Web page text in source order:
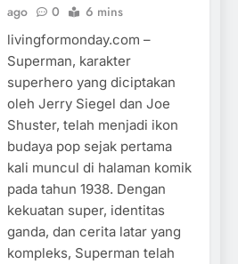
ago
0 6 mins
livingformonday.com –
Superman, karakter
superhero yang diciptakan
oleh Jerry Siegel dan Joe
Shuster, telah menjadi ikon
budaya pop sejak pertama
kali muncul di halaman komik
pada tahun 1938. Dengan
kekuatan super, identitas
ganda, dan cerita latar yang
kompleks, Superman telah